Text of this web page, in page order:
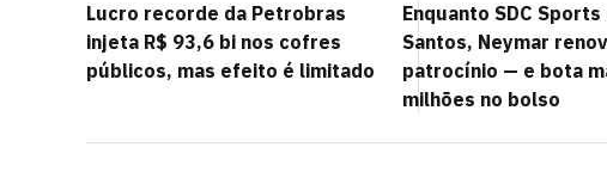
Lucro recorde da Petrobras
injeta R$ 93,6 bi nos cofres
públicos, mas efeito é limitado
Enquanto SDC
Santos, Neymar
patrocínio — e bota
milhões no bolso